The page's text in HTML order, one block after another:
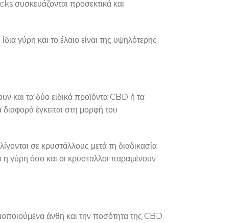
συσκευάζονται προσεκτικά και
γύρη και το έλαιο είναι της υψηλότερης
και τα δύο ειδικά προϊόντα CBD ή τα
έγκειται στη μορφή του
σε κρυστάλλους μετά τη διαδικασία
η γύρη όσο και οι κρύσταλλοι παραμένουν
άνθη και την ποσότητα της CBD.